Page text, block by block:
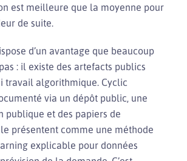
est meilleure que la moyenne pour
de suite.
d’un avantage que beaucoup
: il existe des artefacts publics
travail algorithmique. Cyclic
via un dépôt public, une
publique et des papiers de
présentent comme une méthode
explicable pour données